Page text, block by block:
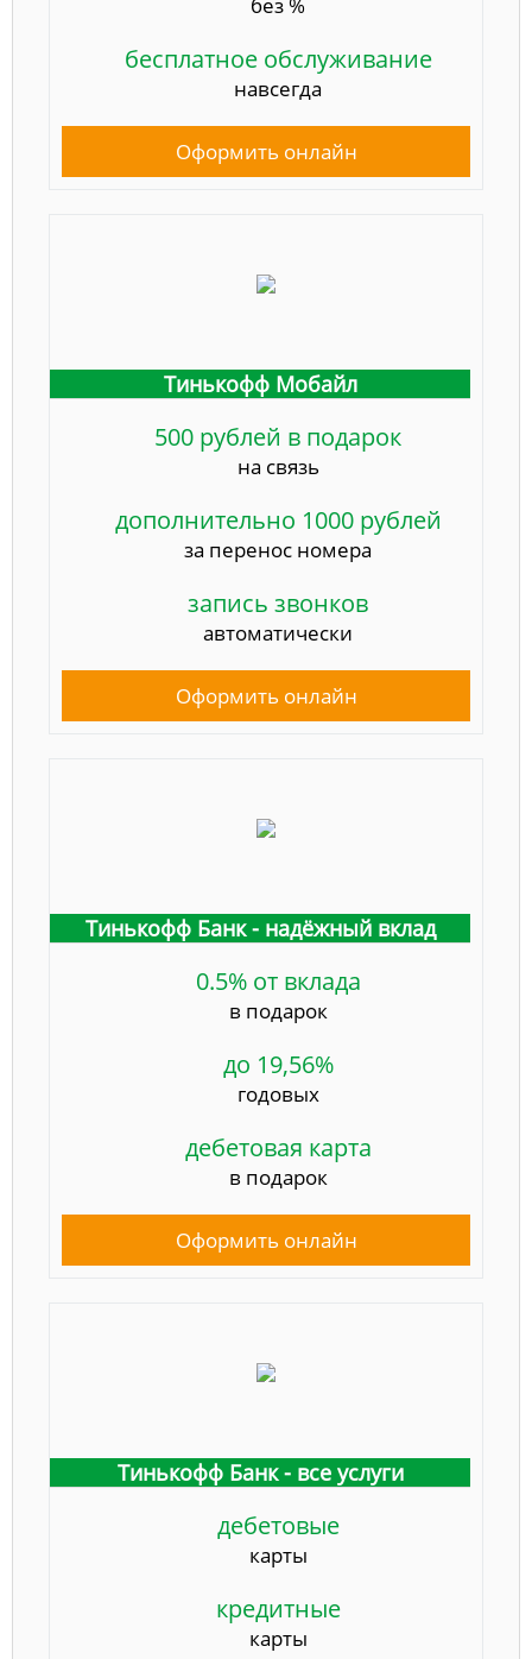
бесплатное обслуживание
навсегда
Оформить онлайн
Тинькофф Мобайл
500 рублей в подарок
на связь
дополнительно 1000 рублей
за перенос номера
запись звонков
автоматически
Оформить онлайн
Тинькофф Банк - надёжный вклад
0.5% от вклада
в подарок
до 19,56%
годовых
дебетовая карта
в подарок
Оформить онлайн
Тинькофф Банк - все услуги
дебетовые
карты
кредитные
карты